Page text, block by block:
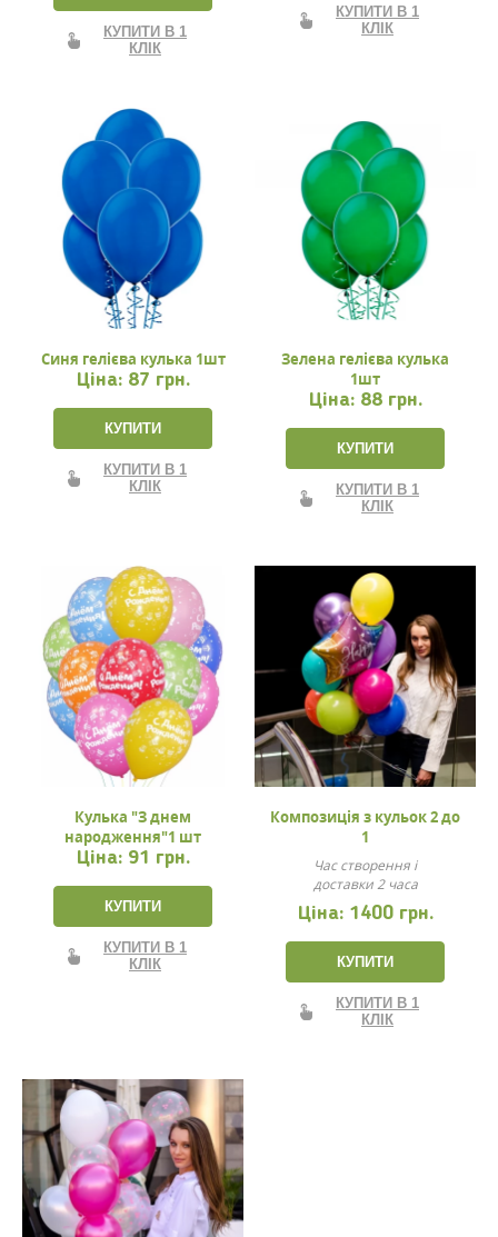
КУПИТИ В 1
КЛІК
КУПИТИ В 1
КЛІК
Синя гелієва кулька 1шт
Ціна: 87 грн.
КУПИТИ
КУПИТИ В 1
КЛІК
Зелена гелієва кулька
1шт
Ціна: 88 грн.
КУПИТИ
КУПИТИ В 1
КЛІК
Кулька "З днем
народження"1 шт
Ціна: 91 грн.
КУПИТИ
КУПИТИ В 1
КЛІК
Композиція з кульок 2 до
1
Час створення і
доставки 2 часа
Ціна: 1400 грн.
КУПИТИ
КУПИТИ В 1
КЛІК